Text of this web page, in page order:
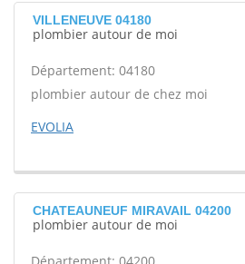
VILLENEUVE 04180
plombier autour de moi
Département: 04180
plombier autour de chez moi
EVOLIA
CHATEAUNEUF MIRAVAIL 04200
plombier autour de moi